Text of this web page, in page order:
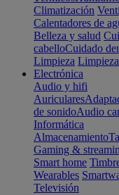
Climatización
Calentadores de
Belleza y salud
cabelloCuidado
Limpieza
Electrónica
Audio y hifi
Auriculares
de sonidoAudio
Informática
Almacenamiento
Gaming &
Smart home
Wearables
Televisión